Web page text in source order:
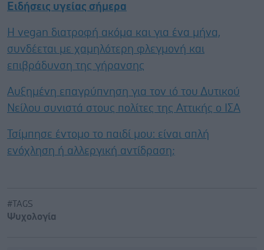
Ειδήσεις υγείας σήμερα
Η vegan διατροφή ακόμα και για ένα μήνα,
συνδέεται με χαμηλότερη φλεγμονή και
επιβράδυνση της γήρανσης
Αυξημένη επαγρύπνηση για τον ιό του Δυτικού
Νείλου συνιστά στους πολίτες της Αττικής ο ΙΣΑ
Τσίμπησε έντομο το παιδί μου: είναι απλή
ενόχληση ή αλλεργική αντίδραση;
#TAGS
Ψυχολογία